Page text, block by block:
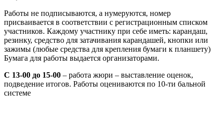
Работы не подписываются, а нумеруются, номер
присваивается в соответствии с регистрационным списком
участников. Каждому участнику при себе иметь: карандаш,
резинку, средство для затачивания карандашей, кнопки или
зажимы (любые средства для крепления бумаги к планшету)
Бумага для работы выдается организаторами.
С 13-00 до 15-00 – работа жюри – выставление оценок,
подведение итогов. Работы оцениваются по 10-ти бальной
системе